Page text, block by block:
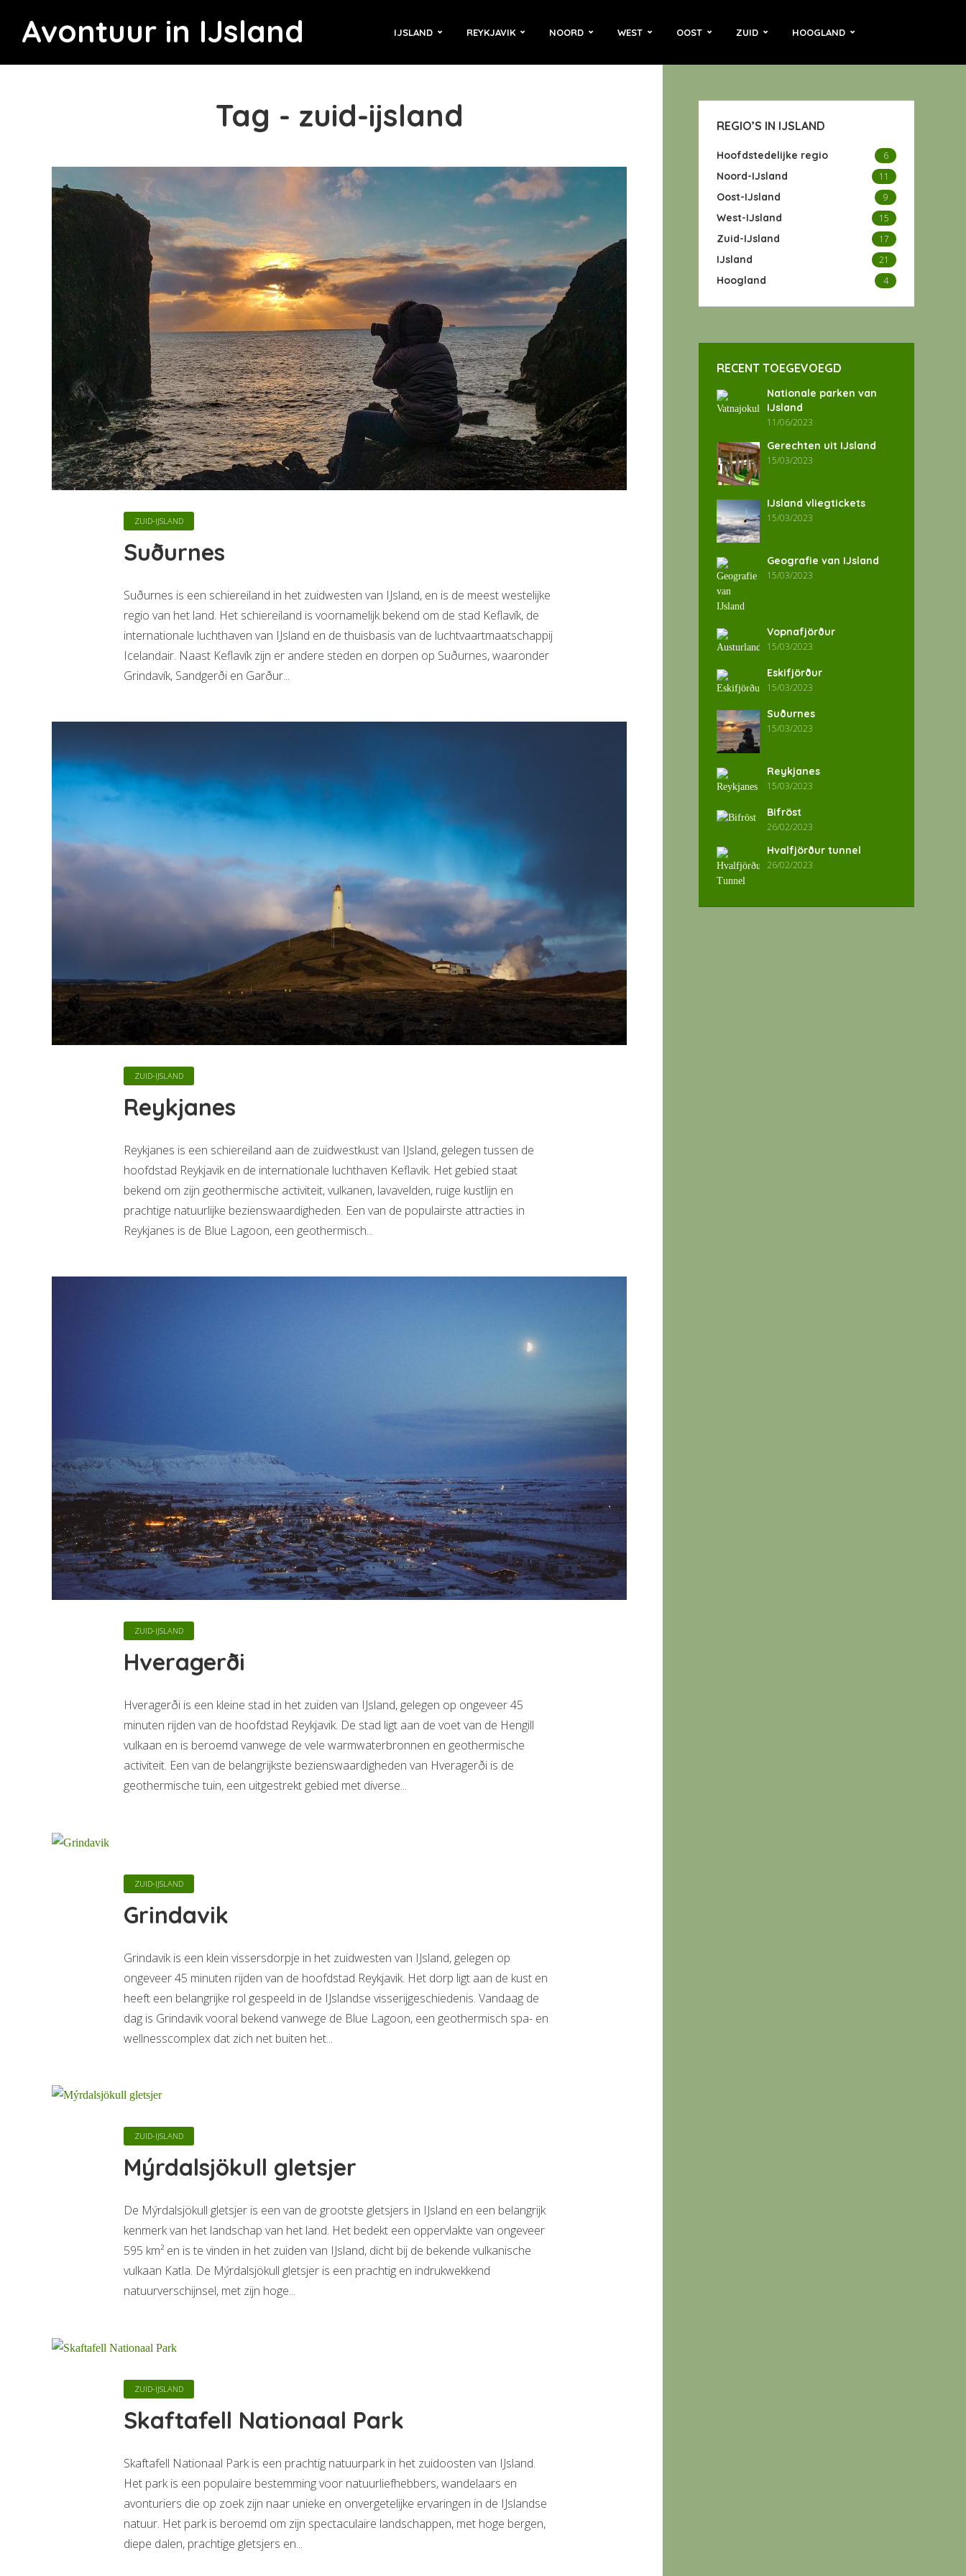
Avontuur in IJsland IJSLAND REYKJAVIK NOORD WEST OOST ZUID HOOGLAND
Tag - zuid-ijsland
ZUID-IJSLAND
Suðurnes
Suðurnes is een schiereiland in het zuidwesten van IJsland, en is de meest westelijke
regio van het land. Het schiereiland is voornamelijk bekend om de stad Keflavík, de
internationale luchthaven van IJsland en de thuisbasis van de luchtvaartmaatschappij
Icelandair. Naast Keflavík zijn er andere steden en dorpen op Suðurnes, waaronder
Grindavík, Sandgerði en Garður...
ZUID-IJSLAND
Reykjanes
Reykjanes is een schiereiland aan de zuidwestkust van IJsland, gelegen tussen de
hoofdstad Reykjavik en de internationale luchthaven Keflavik. Het gebied staat
bekend om zijn geothermische activiteit, vulkanen, lavavelden, ruige kustlijn en
prachtige natuurlijke bezienswaardigheden. Een van de populairste attracties in
Reykjanes is de Blue Lagoon, een geothermisch...
ZUID-IJSLAND
Hveragerði
Hveragerði is een kleine stad in het zuiden van IJsland, gelegen op ongeveer 45
minuten rijden van de hoofdstad Reykjavik. De stad ligt aan de voet van de Hengill
vulkaan en is beroemd vanwege de vele warmwaterbronnen en geothermische
activiteit. Een van de belangrijkste bezienswaardigheden van Hveragerði is de
geothermische tuin, een uitgestrekt gebied met diverse...
ZUID-IJSLAND
Grindavik
Grindavik is een klein vissersdorpje in het zuidwesten van IJsland, gelegen op
ongeveer 45 minuten rijden van de hoofdstad Reykjavik. Het dorp ligt aan de kust en
heeft een belangrijke rol gespeeld in de IJslandse visserijgeschiedenis. Vandaag de
dag is Grindavik vooral bekend vanwege de Blue Lagoon, een geothermisch spa- en
wellnesscomplex dat zich net buiten het...
ZUID-IJSLAND
Mýrdalsjökull gletsjer
De Mýrdalsjökull gletsjer is een van de grootste gletsjers in IJsland en een belangrijk
kenmerk van het landschap van het land. Het bedekt een oppervlakte van ongeveer
595 km² en is te vinden in het zuiden van IJsland, dicht bij de bekende vulkanische
vulkaan Katla. De Mýrdalsjökull gletsjer is een prachtig en indrukwekkend
natuurverschijnsel, met zijn hoge...
ZUID-IJSLAND
Skaftafell Nationaal Park
Skaftafell Nationaal Park is een prachtig natuurpark in het zuidoosten van IJsland.
Het park is een populaire bestemming voor natuurliefhebbers, wandelaars en
avonturiers die op zoek zijn naar unieke en onvergetelijke ervaringen in de IJslandse
natuur. Het park is beroemd om zijn spectaculaire landschappen, met hoge bergen,
diepe dalen, prachtige gletsjers en...
REGIO’S IN IJSLAND
Hoofdstedelijke regio 6
Noord-IJsland 11
Oost-IJsland 9
West-IJsland 15
Zuid-IJsland 17
IJsland 21
Hoogland 4
RECENT TOEGEVOEGD
Nationale parken van
IJsland
11/06/2023
Gerechten uit IJsland
15/03/2023
IJsland vliegtickets
15/03/2023
Geografie van IJsland
15/03/2023
Vopnafjörður
15/03/2023
Eskifjörður
15/03/2023
Suðurnes
15/03/2023
Reykjanes
15/03/2023
Bifröst
26/02/2023
Hvalfjörður tunnel
26/02/2023